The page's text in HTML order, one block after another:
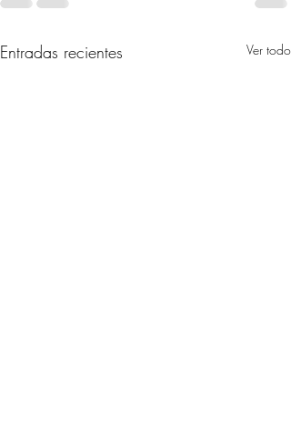
Entradas recientes Ver todo